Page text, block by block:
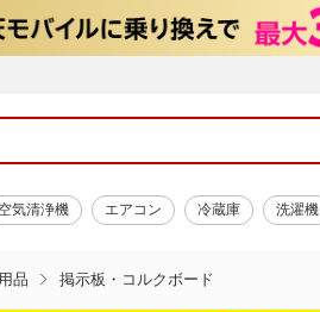
空気清浄機 エアコン 冷蔵庫 洗濯機
品 掲示板・コルクボード